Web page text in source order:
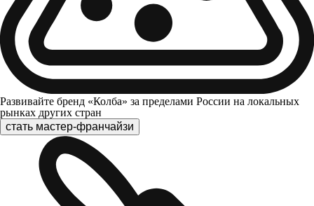
Развивайте бренд «Колба» за пределами России на локальных
рынках других стран
стать мастер-франчайзи